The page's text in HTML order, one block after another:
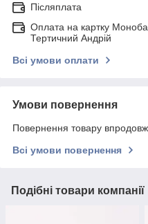
Післяплата
Оплата на картку
Тертичний Андрій
Всі умови оплати
Умови повернення
Повернення товару
Всі умови повернення
Подібні товари компанії